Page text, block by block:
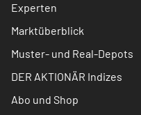
Experten
Marktüberblick
Muster- und Real-Depots
DER AKTIONÄR Indizes
Abo und Shop